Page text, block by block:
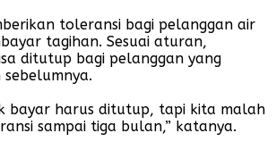
toleransi bagi pelanggan air
tagihan. Sesuai aturan,
ditutup bagi pelanggan yang
bayar harus ditutup, tapi kita malah
sampai tiga bulan,” katanya.